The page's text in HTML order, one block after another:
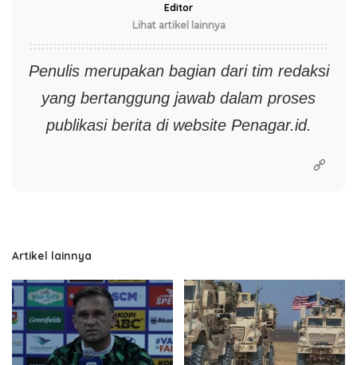
Editor
Lihat artikel lainnya
Penulis merupakan bagian dari tim redaksi
yang bertanggung jawab dalam proses
publikasi berita di website Penagar.id.
Artikel lainnya